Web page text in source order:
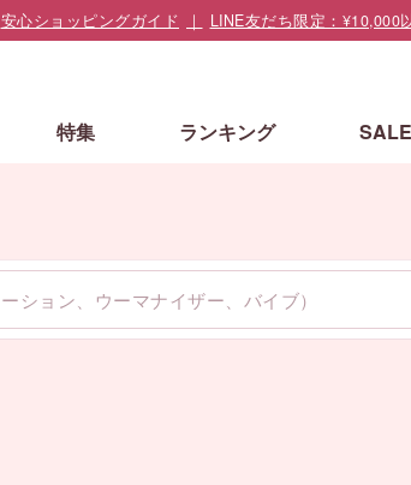
特集 ランキング SALE
安心ショッピングガイド LINE友だち限定：¥10,000